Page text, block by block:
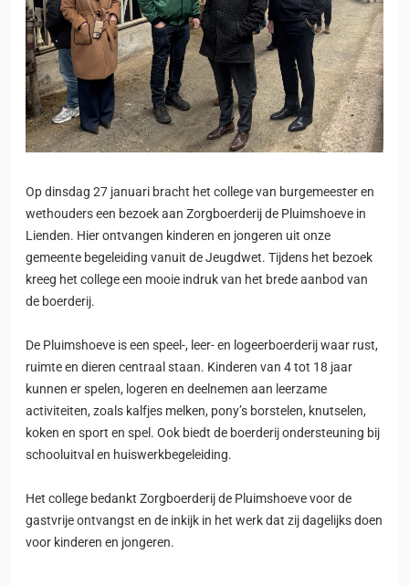
Op dinsdag 27 januari bracht het college van burgemeester en
wethouders een bezoek aan Zorgboerderij de Pluimshoeve in
Lienden. Hier ontvangen kinderen en jongeren uit onze
gemeente begeleiding vanuit de Jeugdwet. Tijdens het bezoek
kreeg het college een mooie indruk van het brede aanbod van
de boerderij.
De Pluimshoeve is een speel-, leer- en logeerboerderij waar rust,
ruimte en dieren centraal staan. Kinderen van 4 tot 18 jaar
kunnen er spelen, logeren en deelnemen aan leerzame
activiteiten, zoals kalfjes melken, pony’s borstelen, knutselen,
koken en sport en spel. Ook biedt de boerderij ondersteuning bij
schooluitval en huiswerkbegeleiding.
Het college bedankt Zorgboerderij de Pluimshoeve voor de
gastvrije ontvangst en de inkijk in het werk dat zij dagelijks doen
voor kinderen en jongeren.